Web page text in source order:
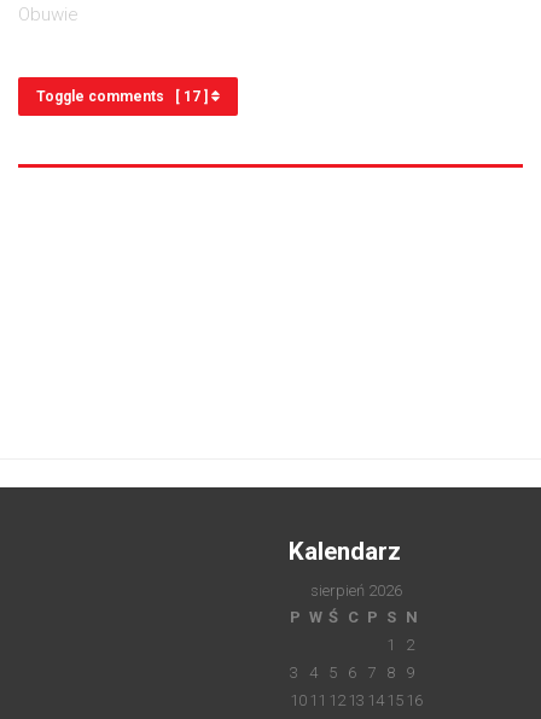
Obuwie
Toggle comments [ 17 ]
Kalendarz
sierpień 2026
P W Ś C P S N
1
2
3
4 5 6 7 8
9
10 11 12 13 14 15 16